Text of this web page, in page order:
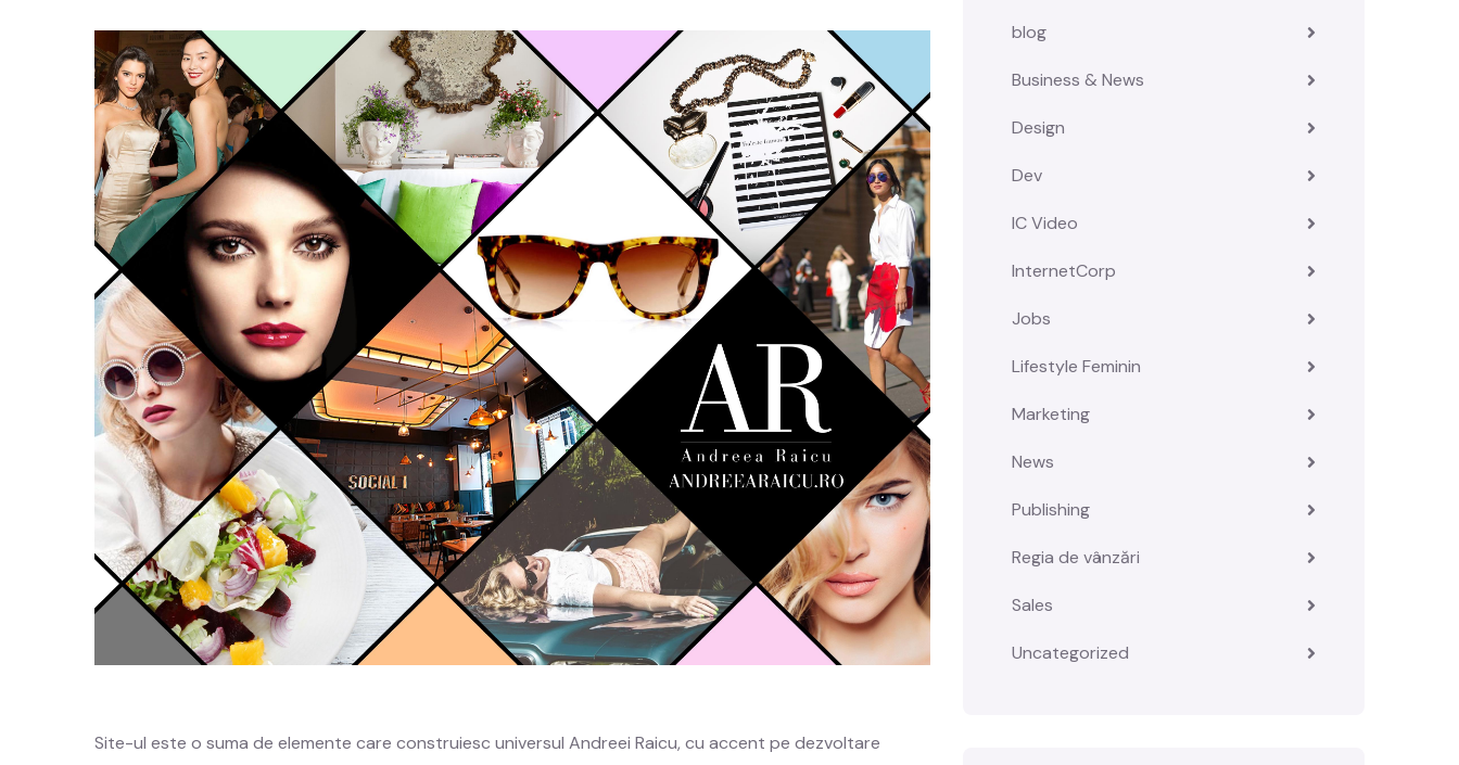
Site-ul este o suma de elemente care construiesc universul Andreei Raicu, cu accent pe dezvoltare
blog
Business & News
Design
Dev
IC Video
InternetCorp
Jobs
Lifestyle Feminin
Marketing
News
Publishing
Regia de vânzări
Sales
Uncategorized